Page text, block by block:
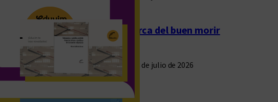
Acerca del buen morir
23 de julio de 2026